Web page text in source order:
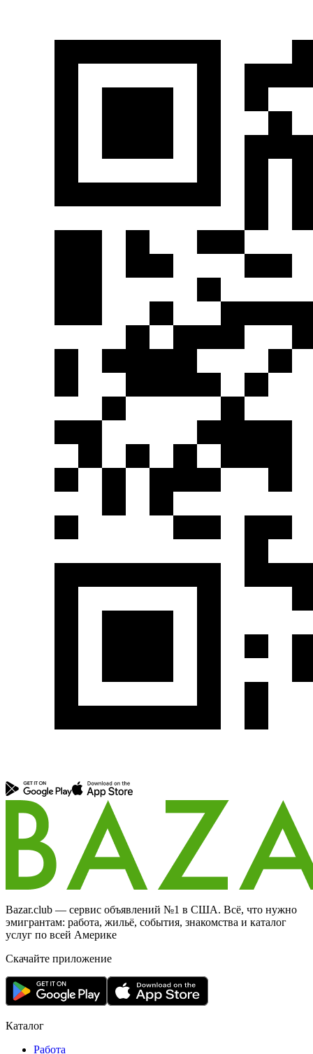
Bazar.club — сервис объявлений №1 в США. Всё, что нужно
эмигрантам: работа, жильё, события, знакомства и каталог
услуг по всей Америке
Скачайте приложение
Каталог
Работа